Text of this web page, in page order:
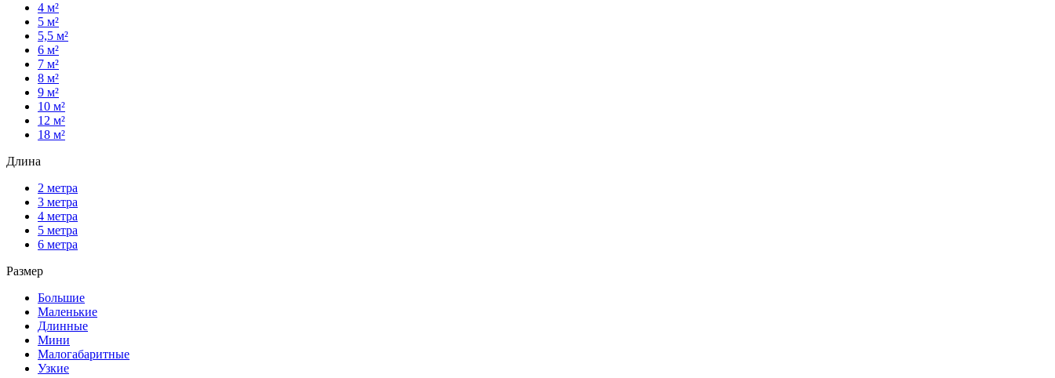
4 м²
5 м²
5,5 м²
6 м²
7 м²
8 м²
9 м²
10 м²
12 м²
18 м²
Длина
2 метра
3 метра
4 метра
5 метра
6 метра
Размер
Большие
Маленькие
Длинные
Мини
Малогабаритные
Узкие